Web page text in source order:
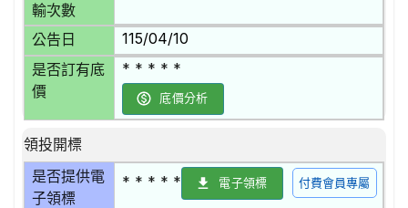
輸次數
公告日 115/04/10
是否訂有底
價
* * * * *
底價分析
領投開標
是否提供電
子領標
* * * * * 電子領標 付費會員專屬